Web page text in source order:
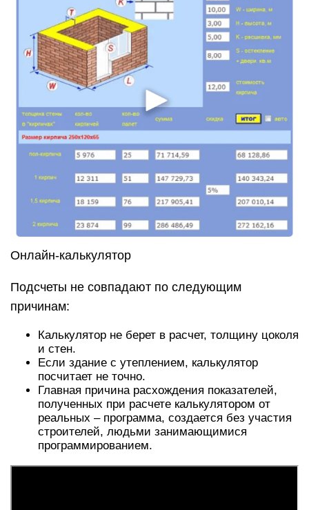
Онлайн-калькулятор
Подсчеты не совпадают по следующим
причинам:
Калькулятор не берет в расчет, толщину цоколя
и стен.
Если здание с утеплением, калькулятор
посчитает не точно.
Главная причина расхождения показателей,
полученных при расчете калькулятором от
реальных – программа, создается без участия
строителей, людьми занимающимися
программированием.